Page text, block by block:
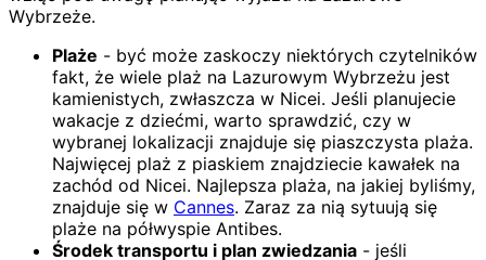
Wybrzeże.
Plaże - być może zaskoczy niektórych czytelników
fakt, że wiele plaż na Lazurowym Wybrzeżu jest
kamienistych, zwłaszcza w Nicei. Jeśli planujecie
wakacje z dziećmi, warto sprawdzić, czy w
wybranej lokalizacji znajduje się piaszczysta plaża.
Najwięcej plaż z piaskiem znajdziecie kawałek na
zachód od Nicei. Najlepsza plaża, na jakiej byliśmy,
znajduje się w Cannes. Zaraz za nią sytuują się
plaże na półwyspie Antibes.
Środek transportu i plan zwiedzania - jeśli